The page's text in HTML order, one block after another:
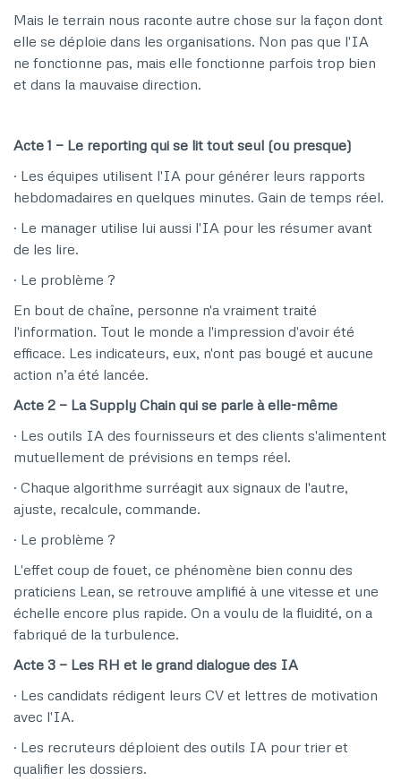
Mais le terrain nous raconte autre chose sur la façon dont
elle se déploie dans les organisations. Non pas que l'IA
ne fonctionne pas, mais elle fonctionne parfois trop bien
et dans la mauvaise direction.
Acte 1 — Le reporting qui se lit tout seul (ou presque)
· Les équipes utilisent l'IA pour générer leurs rapports
hebdomadaires en quelques minutes. Gain de temps réel.
· Le manager utilise lui aussi l'IA pour les résumer avant
de les lire.
· Le problème ?
En bout de chaîne, personne n'a vraiment traité
l'information. Tout le monde a l'impression d'avoir été
efficace. Les indicateurs, eux, n'ont pas bougé et aucune
action n’a été lancée.
Acte 2 — La Supply Chain qui se parle à elle-même
· Les outils IA des fournisseurs et des clients s'alimentent
mutuellement de prévisions en temps réel.
· Chaque algorithme surréagit aux signaux de l'autre,
ajuste, recalcule, commande.
· Le problème ?
L'effet coup de fouet, ce phénomène bien connu des
praticiens Lean, se retrouve amplifié à une vitesse et une
échelle encore plus rapide. On a voulu de la fluidité, on a
fabriqué de la turbulence.
Acte 3 — Les RH et le grand dialogue des IA
· Les candidats rédigent leurs CV et lettres de motivation
avec l'IA.
· Les recruteurs déploient des outils IA pour trier et
qualifier les dossiers.